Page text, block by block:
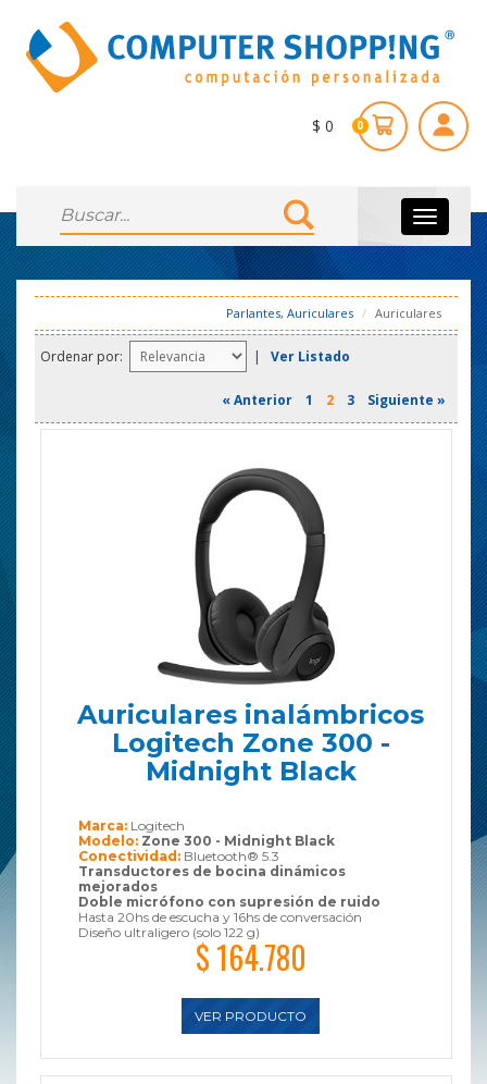
$ 0 0
Toggle
Parlantes, Auriculares Auriculares
Ordenar por: | Ver Listado
« Anterior 1 2 3 Siguiente »
Auriculares inalámbricos
Logitech Zone 300 -
Midnight Black
$ 164.780
VER PRODUCTO
Marca: Logitech
Modelo: Zone 300 - Midnight Black
Conectividad: Bluetooth® 5.3
Transductores de bocina dinámicos
mejorados
Doble micrófono con supresión de ruido
Hasta 20hs de escucha y 16hs de conversación
Diseño ultraligero (solo 122 g)